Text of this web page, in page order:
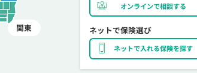
オンラインで相談する
ネットで保険選び
ネットで入れる保険を探す
関東